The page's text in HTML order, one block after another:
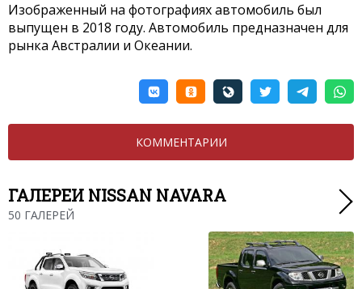
Изображенный на фотографиях автомобиль был
выпущен в 2018 году. Автомобиль предназначен для
рынка Австралии и Океании.
КОММЕНТАРИИ
ГАЛЕРЕИ NISSAN NAVARA
50 ГАЛЕРЕЙ